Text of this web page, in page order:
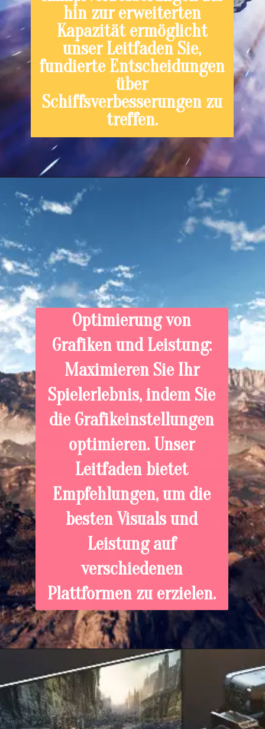
hin zur erweiterten
Kapazität ermöglicht
unser Leitfaden Sie,
fundierte Entscheidungen
über
Schiffsverbesserungen zu
treffen.
Optimierung von
Grafiken und Leistung:
Maximieren Sie Ihr
Spielerlebnis, indem Sie
die Grafikeinstellungen
optimieren. Unser
Leitfaden bietet
Empfehlungen, um die
besten Visuals und
Leistung auf
verschiedenen
Plattformen zu erzielen.